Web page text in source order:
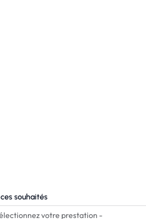
souhaités